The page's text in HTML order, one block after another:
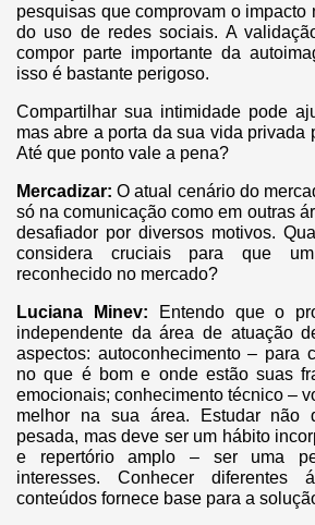
pesquisas que comprovam o impacto
do uso de redes sociais. A
compor parte importante da
isso é bastante perigoso.
Compartilhar sua intimidade pode
mas abre a porta da sua vida privada
Até que ponto vale a pena?
Mercadizar:O atual cenário do
só na comunicação como em outras
desafiador por diversos motivos.
considera cruciais para que
reconhecido no mercado?
Luciana Minev:
Entendo que o
independente da área de atuação
aspectos: autoconhecimento – para
no que é bom e onde estão suas
emocionais; conhecimento técnico –
melhor na sua área. Estudar não
pesada, mas deve ser um hábito
e repertório amplo – ser uma
interesses. Conhecer diferentes
conteúdos fornece base para a